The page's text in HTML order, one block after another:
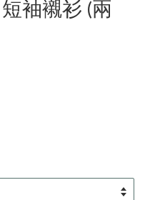
短袖襯衫 (兩